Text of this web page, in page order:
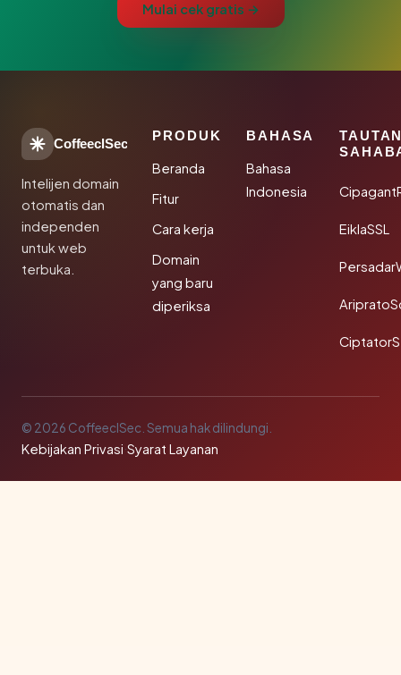
Mulai cek gratis →
CoffeeclSec
Intelijen domain
otomatis dan
independen
untuk web
terbuka.
PRODUK
Beranda
Fitur
Cara kerja
Domain
yang baru
diperiksa
BAHASA
Bahasa
Indonesia
EiklaSSL
© 2026 CoffeeclSec. Semua hak dilindungi.
Kebijakan Privasi·Syarat Layanan